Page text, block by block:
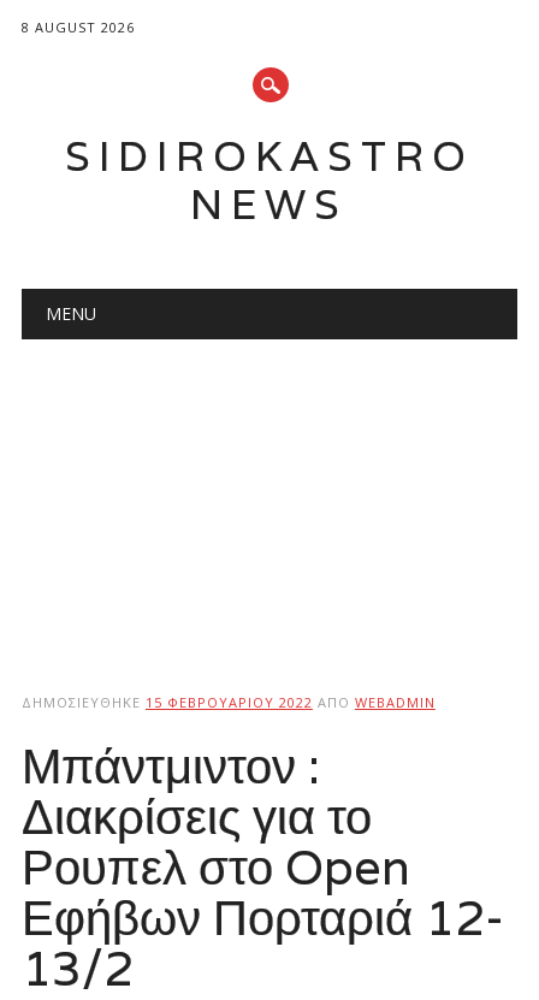
8 AUGUST 2026
SIDIROKASTRO
NEWS
Main menu
MENU
ΔΗΜΟΣΙΕΎΘΗΚΕ 15 ΦΕΒΡΟΥΑΡΊΟΥ 2022 ΑΠΌ WEBADMIN
Μπάντμιντον :
Διακρίσεις για το
Ρουπελ στο Open
Εφήβων Πορταριά 12-
13/2